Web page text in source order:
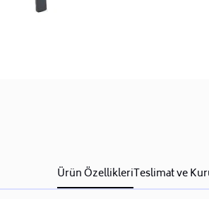
Ürün ÖzellikleriTeslimat ve